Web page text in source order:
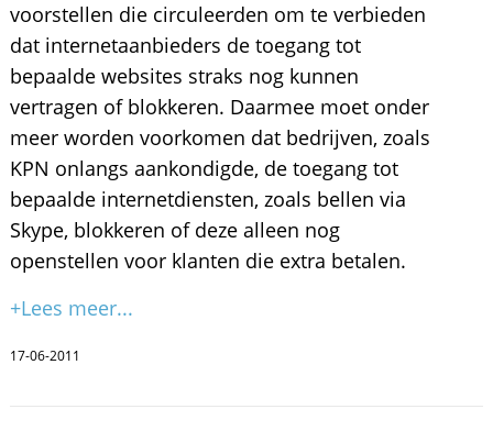
voorstellen die circuleerden om te verbieden
dat internetaanbieders de toegang tot
bepaalde websites straks nog kunnen
vertragen of blokkeren. Daarmee moet onder
meer worden voorkomen dat bedrijven, zoals
KPN onlangs aankondigde, de toegang tot
bepaalde internetdiensten, zoals bellen via
Skype, blokkeren of deze alleen nog
openstellen voor klanten die extra betalen.
+Lees meer...
17-06-2011